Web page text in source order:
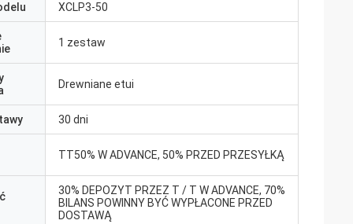
XCLP3-50
1 zestaw
Drewniane etui
30 dni
TT50% W ADVANCE, 50% PRZED PRZESYŁKĄ
30% DEPOZYT ​​PRZEZ T / T W ADVANCE, 70%
BILANS POWINNY BYĆ WYPŁACONE PRZED
DOSTAWĄ